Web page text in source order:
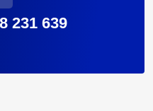
231 639